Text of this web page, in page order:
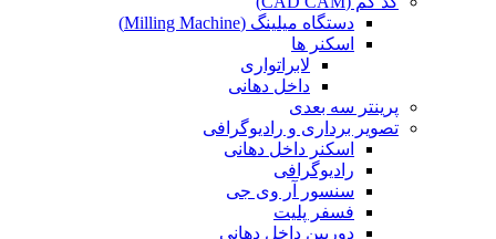
دستگاه میلینگ (Milling Machine)
اسکنر ها
لابراتواری
داخل دهانی
پرینتر سه بعدی
تصویر برداری و رادیوگرافی
اسکنر داخل دهانی
رادیوگرافی
سنسور آر وی جی
فسفر پلیت
دوربین داخل دهانی